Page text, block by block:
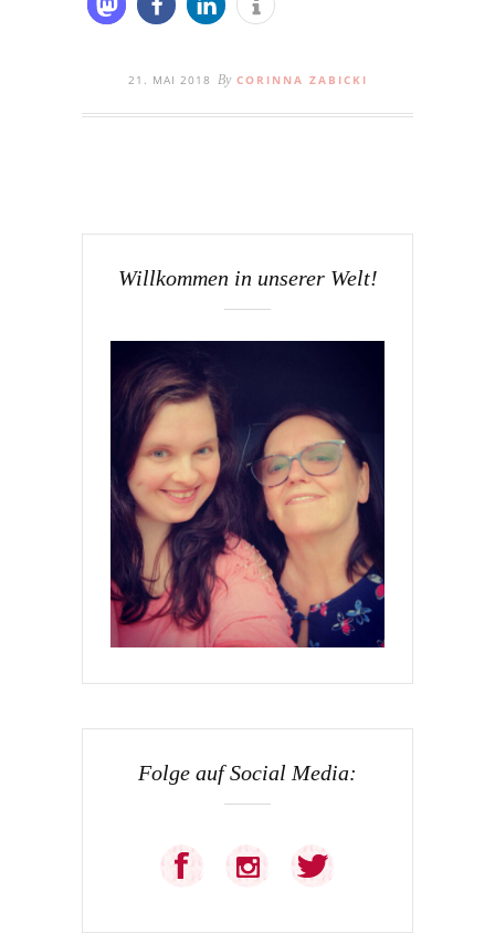
21. MAI 2018 By CORINNA ZABICKI
Willkommen in unserer Welt!
Folge auf Social Media: